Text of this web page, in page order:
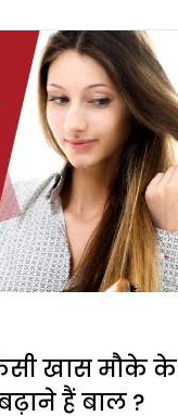
खास मौके के
हैं बाल ?